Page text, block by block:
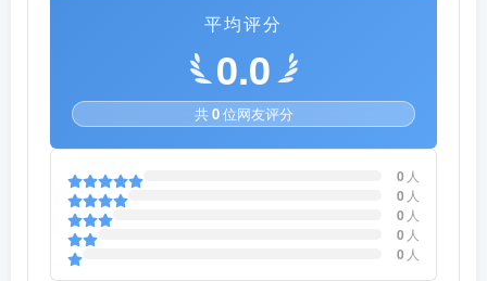
平均评分
0.0
共0位网友评分
0 人
0 人
0 人
0 人
0 人